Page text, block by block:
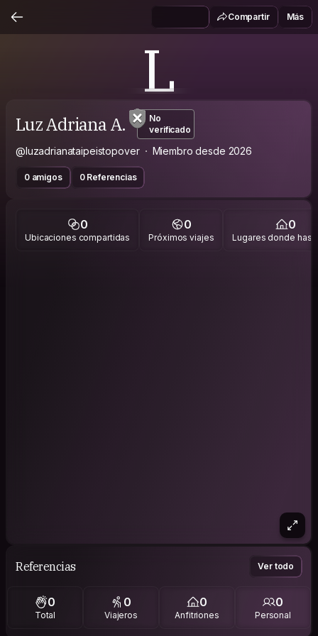
Compartir Más
L
Luz Adriana A.
No
verificado
@luzadrianataipeistopover Miembro desde 2026
0 amigos 0 Referencias
0
Ubicaciones compartidas
0
Próximos viajes
0
Lugares donde has
Referencias Ver todo
0
Total
0
Viajeros
0
Anfitriones
0
Personal